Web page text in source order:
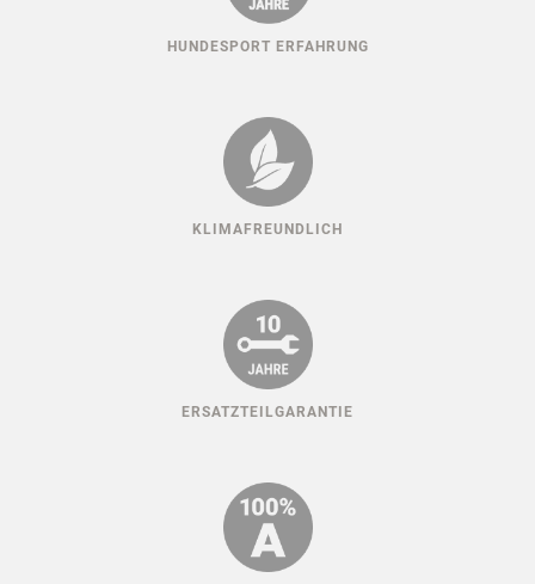
HUNDESPORT ERFAHRUNG
KLIMAFREUNDLICH
ERSATZTEILGARANTIE